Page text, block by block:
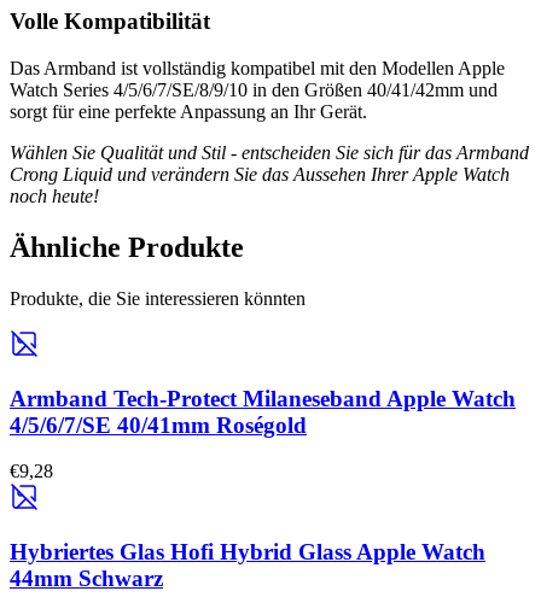
Volle Kompatibilität
Das Armband ist vollständig kompatibel mit den Modellen Apple
Watch Series 4/5/6/7/SE/8/9/10 in den Größen 40/41/42mm und
sorgt für eine perfekte Anpassung an Ihr Gerät.
Wählen Sie Qualität und Stil - entscheiden Sie sich für das Armband
Crong Liquid und verändern Sie das Aussehen Ihrer Apple Watch
noch heute!
Ähnliche Produkte
Produkte, die Sie interessieren könnten
Armband Tech-Protect Milaneseband Apple Watch
4/5/6/7/SE 40/41mm Roségold
€9,28
Hybriertes Glas Hofi Hybrid Glass Apple Watch
44mm Schwarz